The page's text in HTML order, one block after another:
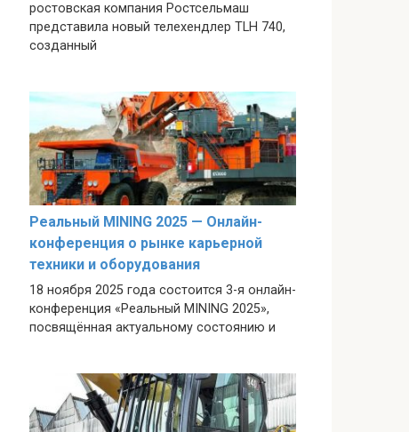
ростовская компания Ростсельмаш
представила новый телехендлер TLH 740,
созданный
Реальный MINING 2025 — Онлайн-
конференция о рынке карьерной
техники и оборудования
18 ноября 2025 года состоится 3-я онлайн-
конференция «Реальный MINING 2025»,
посвящённая актуальному состоянию и